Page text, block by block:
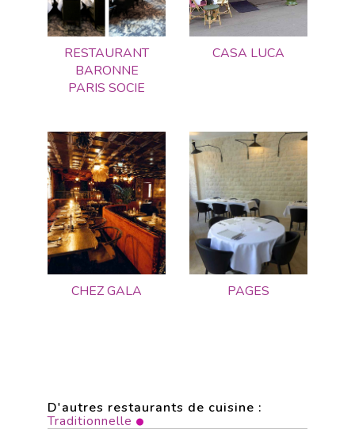
RESTAURANT
BARONNE
PARIS SOCIE
CASA LUCA
CHEZ GALA PAGES
D'autres restaurants de cuisine :
Traditionnelle